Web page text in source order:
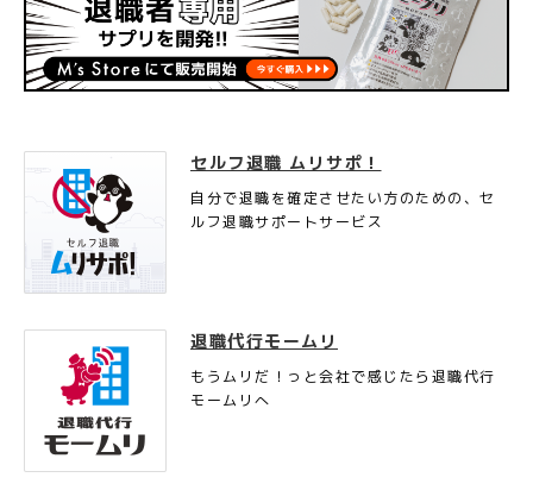
セルフ退職 ムリサポ！
自分で退職を確定させたい方のための、セ
ルフ退職サポートサービス
退職代行モームリ
もうムリだ！っと会社で感じたら退職代行
モームリへ